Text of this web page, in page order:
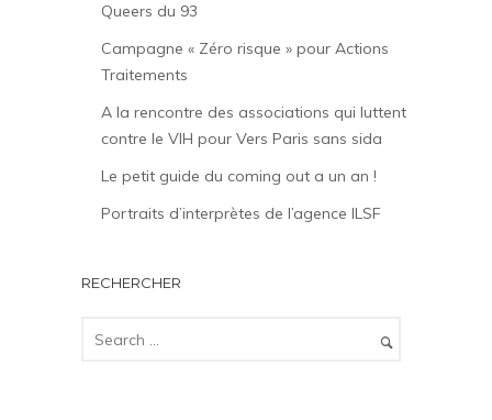
Queers du 93
Campagne « Zéro risque » pour Actions
Traitements
A la rencontre des associations qui luttent
contre le VIH pour Vers Paris sans sida
Le petit guide du coming out a un an !
Portraits d’interprètes de l’agence ILSF
RECHERCHER